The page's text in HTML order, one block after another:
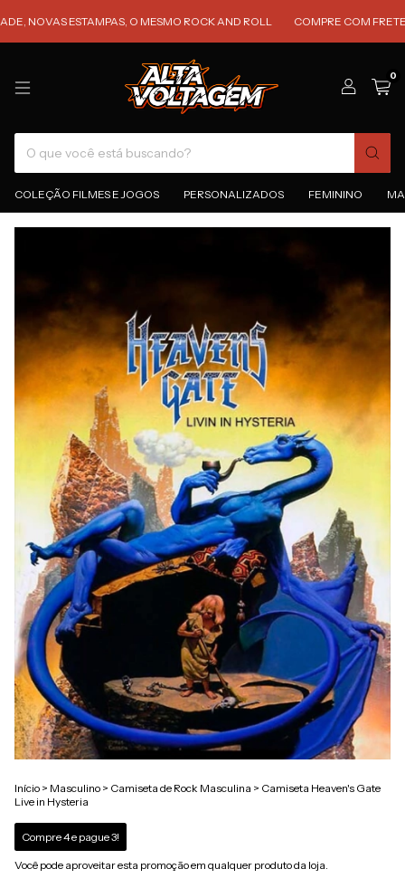
ESTAMPAS, O MESMO ROCK AND ROLL COMPRE COM FRETE
0
COLEÇÃO FILMES E JOGOS PERSONALIZADOS FEMININO
Início > Masculino > Camiseta de Rock Masculina > Camiseta Heaven's Gate
Live in Hysteria
Compre 4 e pague 3!
Você pode aproveitar esta promoção em qualquer produto da loja.